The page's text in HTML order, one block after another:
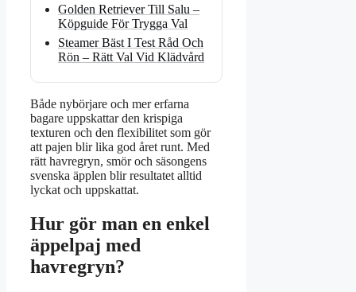
Golden Retriever Till Salu –
Köpguide För Trygga Val
Steamer Bäst I Test Råd Och
Rön – Rätt Val Vid Klädvård
Både nybörjare och mer erfarna
bagare uppskattar den krispiga
texturen och den flexibilitet som gör
att pajen blir lika god året runt. Med
rätt havregryn, smör och säsongens
svenska äpplen blir resultatet alltid
lyckat och uppskattat.
Hur gör man en enkel
äppelpaj med
havregryn?